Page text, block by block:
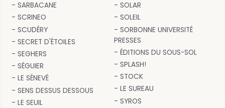
SARBACANE
SCRINEO
SCUDÉRY
SECRET D'ÉTOILES
SEGHERS
SÉGUIER
LE SÉNEVÉ
SENS DESSUS DESSOUS
LE SEUIL
SOLAR
SOLEIL
SORBONNE UNIVERSITÉ
PRESSES
ÉDITIONS DU SOUS-SOL
SPLASH!
STOCK
LE SUREAU
SYROS